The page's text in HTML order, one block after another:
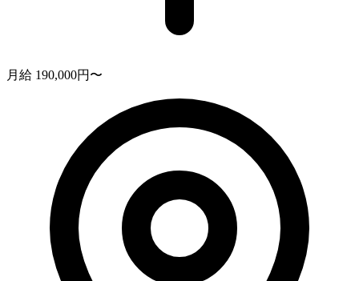
月給 190,000円〜